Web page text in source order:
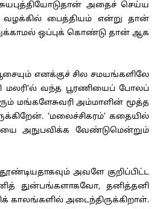
அதைச் செய்ய
பைத்தியம் என்று தான்
ஒப்புக் கொண்டு தான் ஆக
எனக்குச் சில சமயங்களிலே
மலரி’ல் வந்த பூரணியைப் போலப்
மங்களேசுவரி அம்மாளின் மூத்த
‘மலைச்சிகரம்’ கதையில்
அநுபவிக்க வேண்டுமென்றும்
அவளே குறிப்பிட்ட
துன்பங்களாகவோ, தனித்தனி
காலங்களில் அடைந்திருக்கிறாள்.